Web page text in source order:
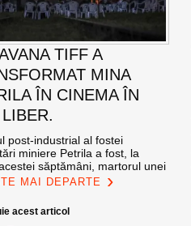
TIFF A
MINA
ÎN CINEMA ÎN
post-industrial al fostei
miniere Petrila a fost, la
săptămâni, martorul unei
MAI DEPARTE
acest articol